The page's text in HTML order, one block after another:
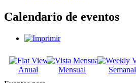
Calendario de eventos
Anual Mensual Semanal